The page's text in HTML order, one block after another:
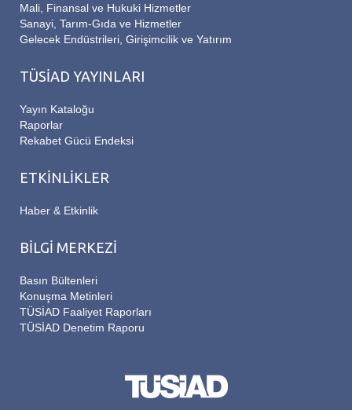
Mali, Finansal ve Hukuki Hizmetler
Sanayi, Tarım-Gıda ve Hizmetler
Gelecek Endüstrileri, Girişimcilik ve Yatırım
TÜSİAD YAYINLARI
Yayın Kataloğu
Raporlar
Rekabet Gücü Endeksi
ETKİNLİKLER
Haber & Etkinlik
BİLGİ MERKEZİ
Basın Bültenleri
Konuşma Metinleri
TÜSİAD Faaliyet Raporları
TÜSİAD Denetim Raporu